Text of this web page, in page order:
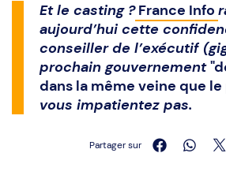
Et le casting ?France Info
aujourd’hui cette
conseiller de l’exécutif
prochain gouvernement
dans la même veine que
vous impatientez pas.
Partager sur